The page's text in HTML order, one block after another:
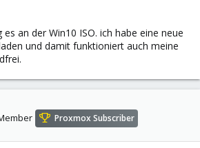
an der Win10 ISO. ich habe eine neue
und damit funktioniert auch meine
Proxmox Subscriber